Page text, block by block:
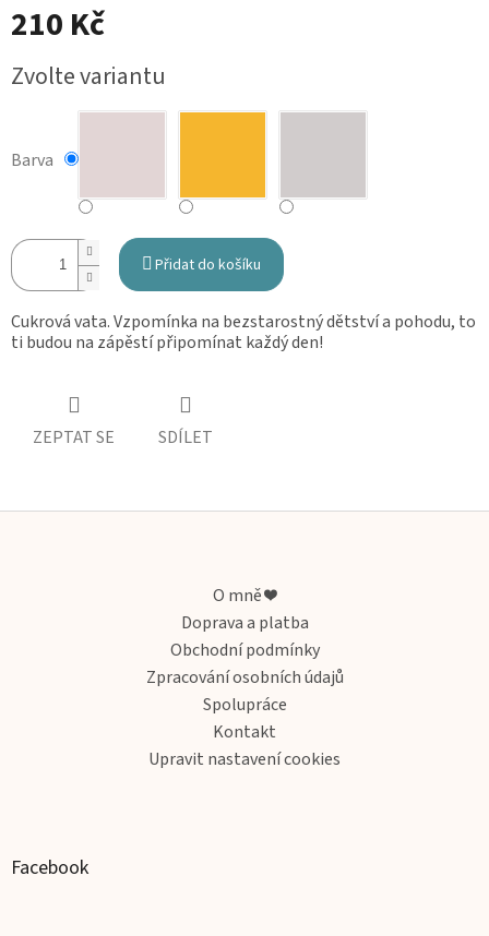
210 Kč
Měrná
cena:
Zvolte variantu
Barva
Přidat do košíku
Cukrová vata. Vzpomínka na bezstarostný dětství a pohodu, to
ti budou na zápěstí připomínat každý den!
ZEPTAT SE SDÍLET
O mně ❤️
Doprava a platba
Obchodní podmínky
Zpracování osobních údajů
Spolupráce
Kontakt
Upravit nastavení cookies
Facebook